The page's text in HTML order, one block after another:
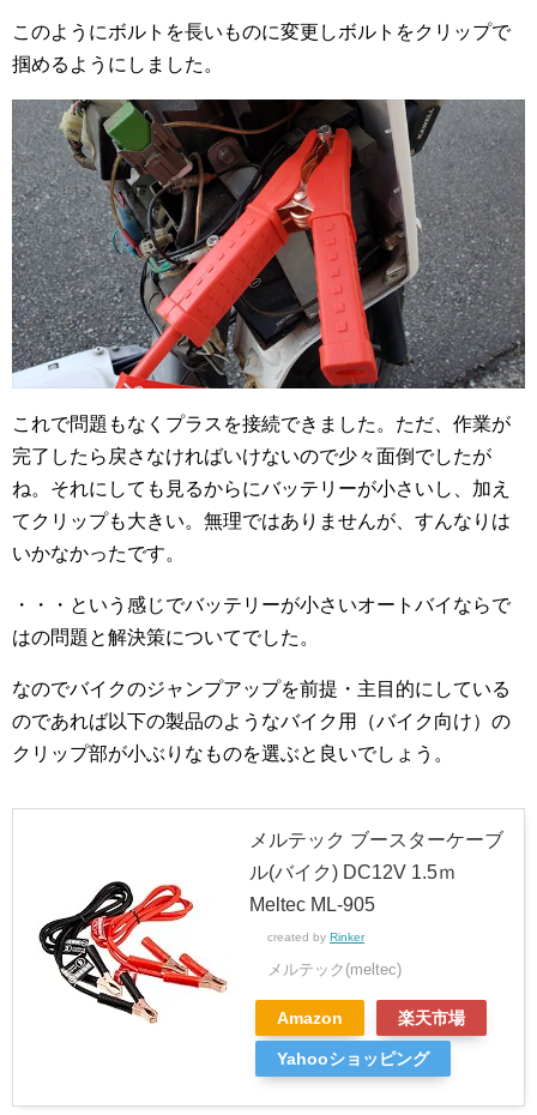
このようにボルトを長いものに変更しボルトをクリップで
掴めるようにしました。
これで問題もなくプラスを接続できました。ただ、作業が
完了したら戻さなければいけないので少々面倒でしたが
ね。それにしても見るからにバッテリーが小さいし、加え
てクリップも大きい。無理ではありませんが、すんなりは
いかなかったです。
・・・という感じでバッテリーが小さいオートバイならで
はの問題と解決策についてでした。
なのでバイクのジャンプアップを前提・主目的にしている
のであれば以下の製品のようなバイク用（バイク向け）の
クリップ部が小ぶりなものを選ぶと良いでしょう。
メルテック ブースターケーブ
ル(バイク) DC12V 1.5ｍ
Meltec ML-905
created by Rinker
メルテック(meltec)
Amazon 楽天市場
Yahooショッピング